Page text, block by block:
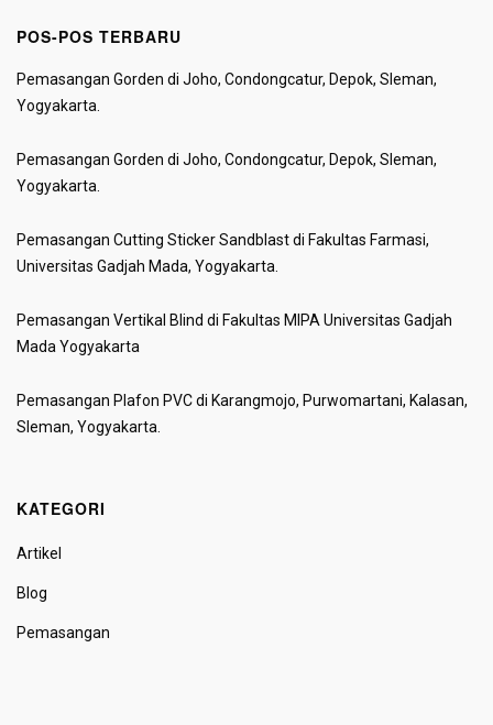
POS-POS TERBARU
Pemasangan Gorden di Joho, Condongcatur, Depok, Sleman,
Yogyakarta.
Pemasangan Gorden di Joho, Condongcatur, Depok, Sleman,
Yogyakarta.
Pemasangan Cutting Sticker Sandblast di Fakultas Farmasi,
Universitas Gadjah Mada, Yogyakarta.
Pemasangan Vertikal Blind di Fakultas MIPA Universitas Gadjah
Mada Yogyakarta
Pemasangan Plafon PVC di Karangmojo, Purwomartani, Kalasan,
Sleman, Yogyakarta.
KATEGORI
Artikel
Blog
Pemasangan